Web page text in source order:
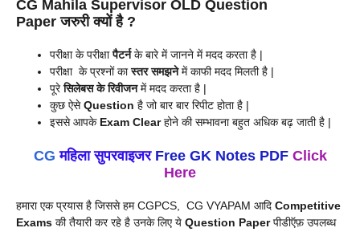
CG Mahila Supervisor OLD Question
Paper जरुरी क्यों है ?
परीक्षा के परीक्षापैटर्नके बारे में जानने में मदद करता है |
परीक्षा के प्रश्नों कास्तर समझनेमें काफी मदद मिलती है |
पूरेसिलेबस के रिवीजनमें मदद करता है |
कुछ ऐसेQuestion है जो बार बार रिपीट होता है |
इससे आपके Exam Clearहोने की सम्भावना बहुत अधिक बढ़ जाती है |
CGमहिला सुपरवाइजर Free GK Notes PDF Click
Here
हमारा एक प्रयास है जिससे हम CGPCS, CG VYAPAM आदि Competitive
Exams की तैयारी कर रहे है उनके लिए ये Question Paperपीडीऍफ़ उपलब्ध